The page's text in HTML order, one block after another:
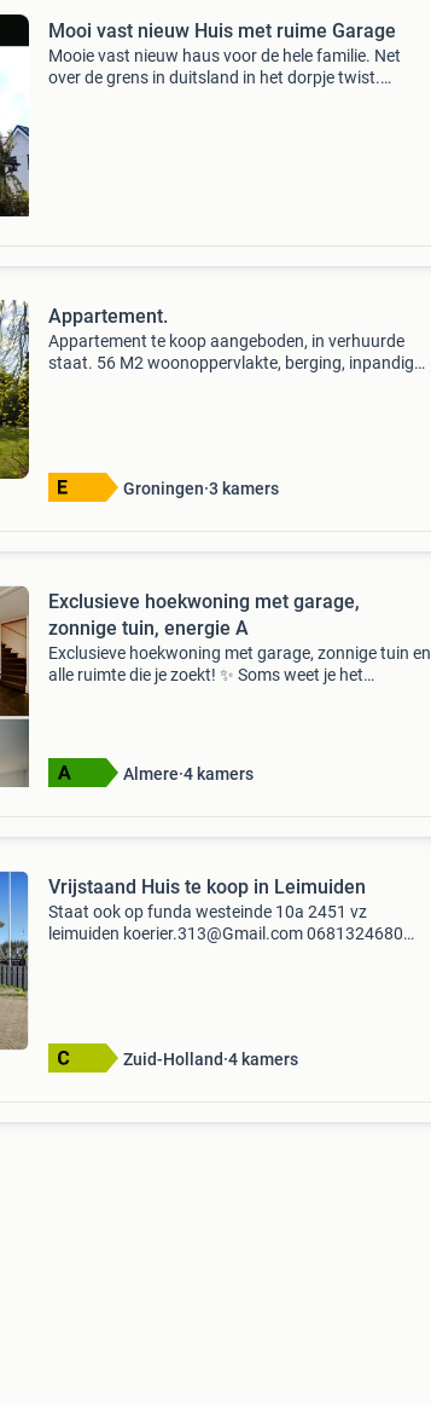
Mooi vast nieuw Huis met ruime Garage
Mooie vast nieuw haus voor de hele familie. Net
over de grens in duitsland in het dorpje twist.
Appartement.
Appartement te koop aangeboden, in verhuurde
staat. 56 M2 woonoppervlakte, berging, inpandige
Groningen 3 kamers
Exclusieve hoekwoning met garage,
zonnige tuin, energie A
Exclusieve hoekwoning met garage, zonnige tuin en
alle ruimte die je zoekt! ✨ Soms weet je het
Almere 4 kamers
Vrijstaand Huis te koop in Leimuiden
Staat ook op funda westeinde 10a 2451 vz
leimuiden koerier.313@Gmail.com 0681324680
Zuid-Holland 4 kamers